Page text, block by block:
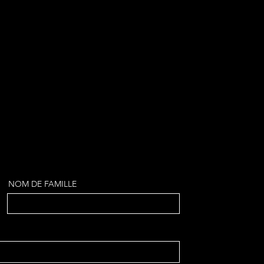
NOM DE FAMILLE